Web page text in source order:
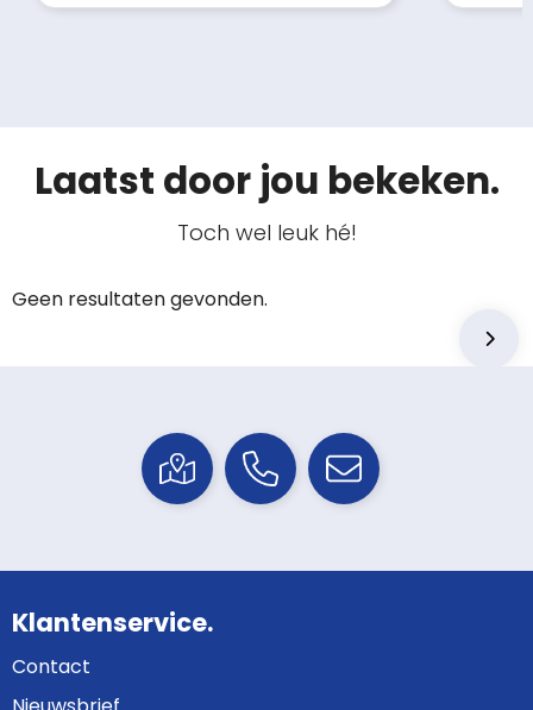
Laatst door jou bekeken.
Toch wel leuk hé!
Geen resultaten gevonden.
Klantenservice.
Contact